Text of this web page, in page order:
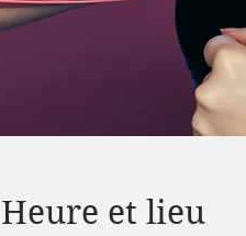
Heure et lieu